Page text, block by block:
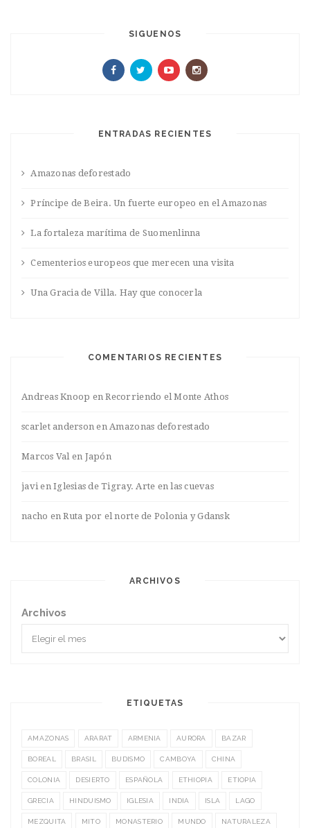
SIGUENOS
ENTRADAS RECIENTES
Amazonas deforestado
Príncipe de Beira. Un fuerte europeo en el Amazonas
La fortaleza marítima de Suomenlinna
Cementerios europeos que merecen una visita
Una Gracia de Villa. Hay que conocerla
COMENTARIOS RECIENTES
Andreas Knoop enRecorriendo el Monte Athos
scarlet anderson enAmazonas deforestado
Marcos Valen Japón
javienIglesias de Tigray. Arte en las cuevas
nacho enRuta por el norte de Polonia y Gdansk
ARCHIVOS
Archivos
ETIQUETAS
AMAZONAS ARARAT ARMENIA AURORA BAZAR
BOREAL BRASIL BUDISMO CAMBOYA CHINA
COLONIA DESIERTO ESPAÑOLA ETHIOPIA ETIOPIA
GRECIA HINDUISMO IGLESIA INDIA ISLA LAGO
MEZQUITA MITO MONASTERIO MUNDO NATURALEZA